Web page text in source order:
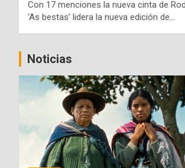
Con 17 menciones la nueva cinta de
‘As bestas’ lidera la nueva edición de…
Noticias